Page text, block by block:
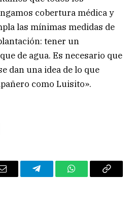
cobertura médica y
las mínimas medidas de
tener un
de agua. Es necesario que
dan una idea de lo que
como Luisito».
Email TelegramWhatsAppCopy